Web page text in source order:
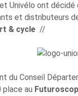
Univélo ont décidé
et distributeurs
& cycle //
du Conseil
place au